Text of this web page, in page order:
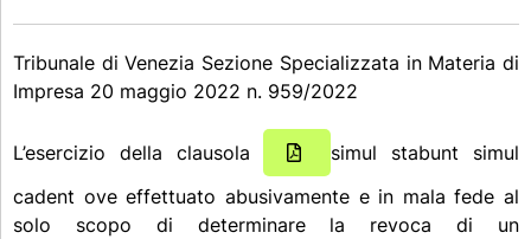
Tribunale di Venezia Sezione Specializzata in Materia di
Impresa 20 maggio 2022 n. 959/2022
L’esercizio della clausola
simul stabunt simul
cadent ove effettuato abusivamente e in mala fede al
solo scopo di determinare la revoca di un